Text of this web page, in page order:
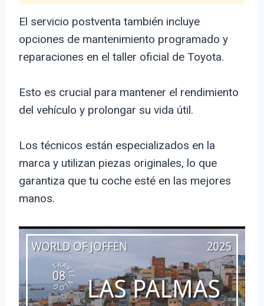
El servicio postventa también incluye
opciones de mantenimiento programado y
reparaciones en el taller oficial de Toyota.
Esto es crucial para mantener el rendimiento
del vehículo y prolongar su vida útil.
Los técnicos están especializados en la
marca y utilizan piezas originales, lo que
garantiza que tu coche esté en las mejores
manos.